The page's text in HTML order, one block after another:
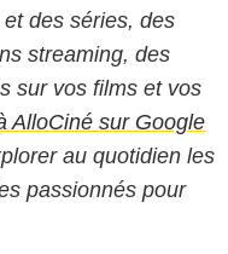
des séries, des
streaming, des
sur vos films et vos
AlloCiné sur Google
au quotidien les
passionnés pour